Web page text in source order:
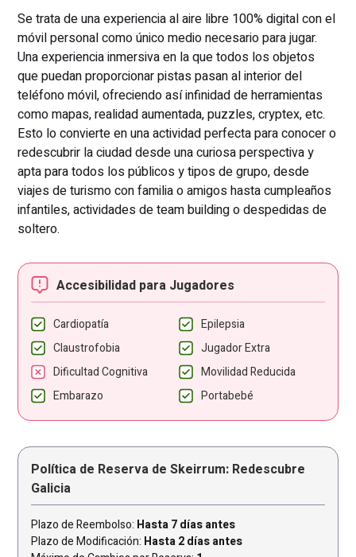
Se trata de una experiencia al aire libre 100% digital con el
móvil personal como único medio necesario para jugar.
Una experiencia inmersiva en la que todos los objetos
que puedan proporcionar pistas pasan al interior del
teléfono móvil, ofreciendo así infinidad de herramientas
como mapas, realidad aumentada, puzzles, cryptex, etc.
Esto lo convierte en una actividad perfecta para conocer o
redescubrir la ciudad desde una curiosa perspectiva y
apta para todos los públicos y tipos de grupo, desde
viajes de turismo con familia o amigos hasta cumpleaños
infantiles, actividades de team building o despedidas de
soltero.
Accesibilidad para Jugadores
Cardiopatía
Epilepsia
Claustrofobia
Jugador Extra
Dificultad Cognitiva
Movilidad Reducida
Embarazo
Portabebé
Política de Reserva de Skeirrum: Redescubre
Galicia
Plazo de Reembolso: Hasta 7 días antes
Plazo de Modificación: Hasta 2 días antes